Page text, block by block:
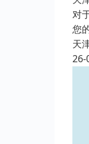
对
您
天
26-